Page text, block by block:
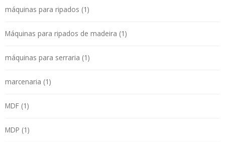
máquinas para ripados (1)
Máquinas para ripados de madeira (1)
máquinas para serraria (1)
marcenaria (1)
MDF (1)
MDP (1)